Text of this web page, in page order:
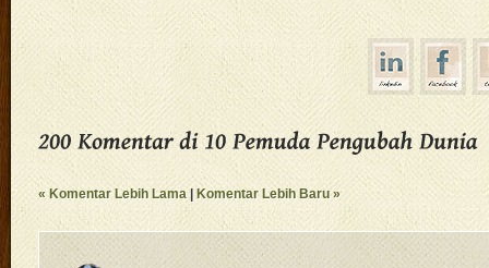
« Komentar Lebih Lama | Komentar Lebih Baru »